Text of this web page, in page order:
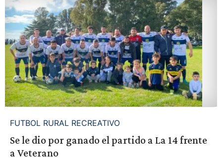
FUTBOL RURAL RECREATIVO
Se le dio por ganado el partido a La 14 frente
a Veterano